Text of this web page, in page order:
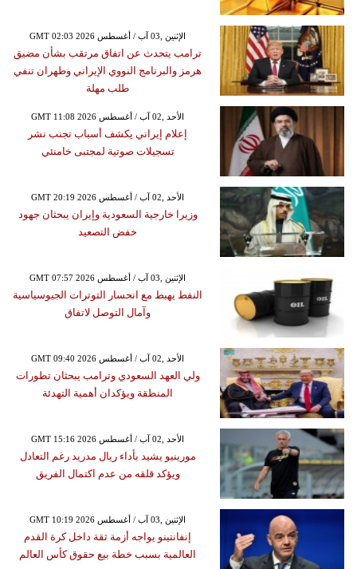
GMT 02:03 2026 الإثنين ,03 آب / أغسطس
ترامب يتحدث عن اتفاق مرتقب بشأن مضيق
هرمز والبرنامج النووي الإيراني وطهران تنفي
طلب مهلة
GMT 11:08 2026 الأحد ,02 آب / أغسطس
إعلام إيراني يكشف أسباب تجنب نشر
تسجيلات صوتية لمجتبى خامنئي
GMT 20:19 2026 الأحد ,02 آب / أغسطس
وزيرا خارجية السعودية وإيران يبحثان جهود
خفض التصعيد
GMT 07:57 2026 الإثنين ,03 آب / أغسطس
النفط يهبط مع انحسار التوترات الجيوسياسية
وآمال التوصل لاتفاق
GMT 09:40 2026 الأحد ,02 آب / أغسطس
ولي العهد السعودي وترامب يبحثان تطورات
المنطقة ويؤكدان أهمية التهدئة
GMT 15:16 2026 الأحد ,02 آب / أغسطس
مورينيو يشيد بأداء ريال مدريد رغم التعادل
ويؤكد قلقه من عدم اكتمال الفريق
GMT 10:19 2026 الإثنين ,03 آب / أغسطس
إنفانتينو يواجه أزمة ثقة داخل كرة القدم
العالمية بسبب خطة بيع حقوق كأس العالم